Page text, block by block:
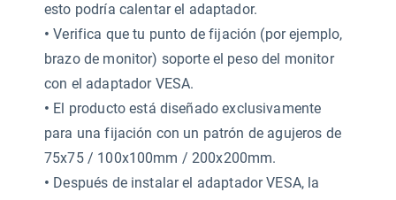
esto podría calentar el adaptador.
• Verifica que tu punto de fijación (por ejemplo,
brazo de monitor) soporte el peso del monitor
con el adaptador VESA.
• El producto está diseñado exclusivamente
para una fijación con un patrón de agujeros de
75x75 / 100x100mm / 200x200mm.
• Después de instalar el adaptador VESA, la